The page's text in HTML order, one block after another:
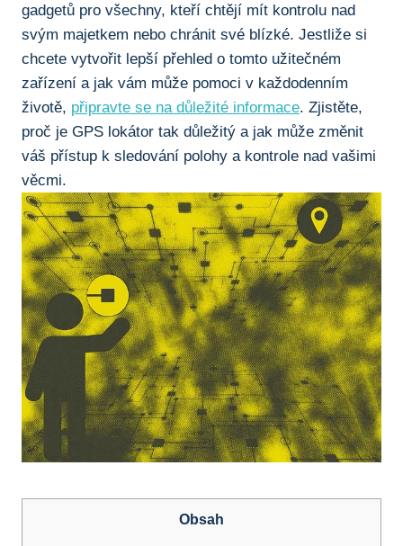
gadgetů ⁤pro⁢ všechny, kteří chtějí mít kontrolu nad
svým ⁣majetkem ‍nebo chránit své blízké. Jestliže si
chcete vytvořit‌ lepší přehled o tomto ⁣užitečném
zařízení a jak vám může pomoci v každodenním
životě, připravte se na důležité informace. Zjistěte,
proč‌ je GPS lokátor tak důležitý a jak ⁤může změnit
váš přístup⁢ k sledování polohy a⁣ kontrole nad vašimi
věcmi.
Obsah